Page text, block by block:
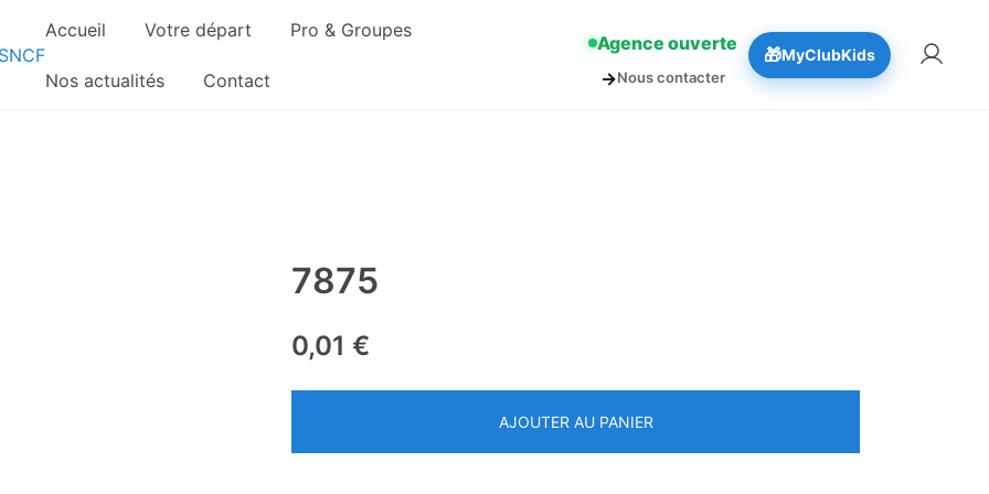
Accueil Votre départ Pro & Groupes
Nos actualités Contact
Agence ouverte
→Nous contacter
🎁MyClubKids
7875
0,01 €
AJOUTER AU PANIER
sont pris d’assaut. Réservez dès maintenant ! 👉 Réserver